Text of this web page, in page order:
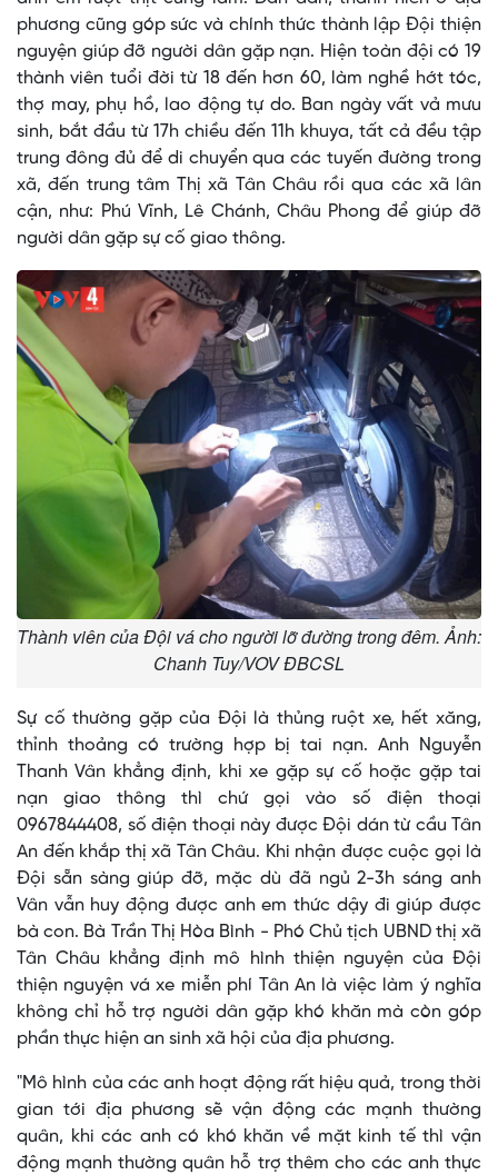
phương cũng góp sức và chính thức thành lập Đội thiện
nguyện giúp đỡ người dân gặp nạn. Hiện toàn đội có 19
thành viên tuổi đời từ 18 đến hơn 60, làm nghề hớt tóc,
thợ may, phụ hồ, lao động tự do. Ban ngày vất vả mưu
sinh, bắt đầu từ 17h chiều đến 11h khuya, tất cả đều tập
trung đông đủ để di chuyển qua các tuyến đường trong
xã, đến trung tâm Thị xã Tân Châu rồi qua các xã lân
cận, như: Phú Vĩnh, Lê Chánh, Châu Phong để giúp đỡ
người dân gặp sự cố giao thông.
Thành viên của Đội vá cho người lỡ đường trong đêm. Ảnh:
Chanh Tuy/VOV ĐBCSL
Sự cố thường gặp của Đội là thủng ruột xe, hết xăng,
thỉnh thoảng có trường hợp bị tai nạn. Anh Nguyễn
Thanh Vân khẳng định, khi xe gặp sự cố hoặc gặp tai
nạn giao thông thì chứ gọi vào số điện thoại
0967844408, số điện thoại này được Đội dán từ cầu Tân
An đến khắp thị xã Tân Châu. Khi nhận được cuộc gọi là
Đội sẵn sàng giúp đỡ, mặc dù đã ngủ 2-3h sáng anh
Vân vẫn huy động được anh em thức dậy đi giúp được
bà con. Bà Trần Thị Hòa Bình - Phó Chủ tịch UBND thị xã
Tân Châu khẳng định mô hình thiện nguyện của Đội
thiện nguyện vá xe miễn phí Tân An là việc làm ý nghĩa
không chỉ hỗ trợ người dân gặp khó khăn mà còn góp
phần thực hiện an sinh xã hội của địa phương.
"Mô hình của các anh hoạt động rất hiệu quả, trong thời
gian tới địa phương sẽ vận động các mạnh thường
quân, khi các anh có khó khăn về mặt kinh tế thì vận
động mạnh thường quân hỗ trợ thêm cho các anh thực